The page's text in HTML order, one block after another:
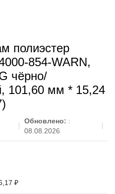
полиэстер
854-WARN,
чёрно/
101,60 мм * 15,24
Обновлено: :
08.08.2026
₽